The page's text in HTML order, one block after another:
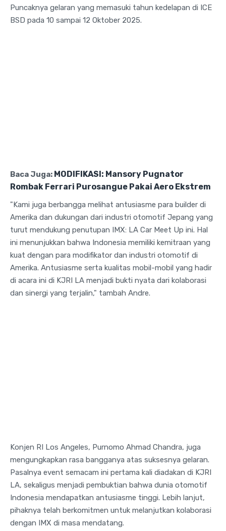
Puncaknya gelaran yang memasuki tahun kedelapan di ICE
BSD pada 10 sampai 12 Oktober 2025.
Baca Juga: MODIFIKASI: Mansory Pugnator
Rombak Ferrari Purosangue Pakai Aero Ekstrem
"Kami juga berbangga melihat antusiasme para builder di
Amerika dan dukungan dari industri otomotif Jepang yang
turut mendukung penutupan IMX: LA Car Meet Up ini. Hal
ini menunjukkan bahwa Indonesia memiliki kemitraan yang
kuat dengan para modifikator dan industri otomotif di
Amerika. Antusiasme serta kualitas mobil-mobil yang hadir
di acara ini di KJRI LA menjadi bukti nyata dari kolaborasi
dan sinergi yang terjalin," tambah Andre.
Konjen RI Los Angeles, Purnomo Ahmad Chandra, juga
mengungkapkan rasa bangganya atas suksesnya gelaran.
Pasalnya event semacam ini pertama kali diadakan di KJRI
LA, sekaligus menjadi pembuktian bahwa dunia otomotif
Indonesia mendapatkan antusiasme tinggi. Lebih lanjut,
pihaknya telah berkomitmen untuk melanjutkan kolaborasi
dengan IMX di masa mendatang.